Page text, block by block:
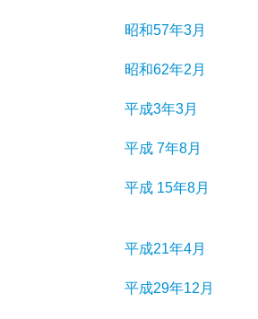
昭和57年3月
昭和62年2月
平成3年3月
平成 7年8月
平成 15年8月
平成21年4月
平成29年12月